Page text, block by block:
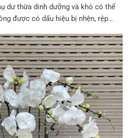
dư thừa dinh dưỡng và khó có thể
được có dấu hiệu bị nhện, rệp…